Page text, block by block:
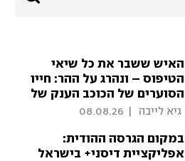
האיש ששבר את כל שיאי
הטיפוס – ונהרג על ההר: חייו
הסוערים של הכוכב הענק של
נטפליקס
גיא לייבה 08.08.26
במקום הגרסה ההודית:
אפליקציית דיסני+ בישראל